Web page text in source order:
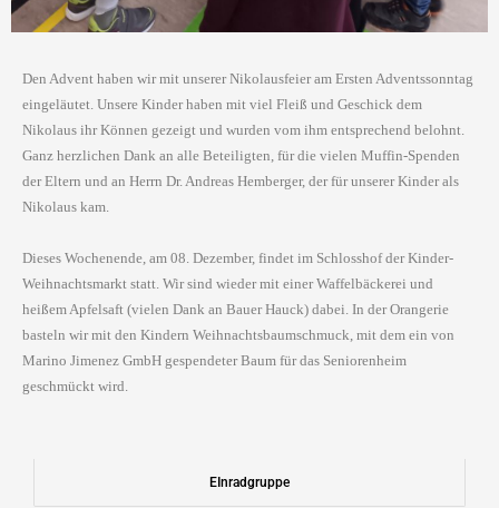
Den Advent haben wir mit unserer Nikolausfeier am Ersten Adventssonntag
eingeläutet. Unsere Kinder haben mit viel Fleiß und Geschick dem
Nikolaus ihr Können gezeigt und wurden vom ihm entsprechend belohnt.
Ganz herzlichen Dank an alle Beteiligten, für die vielen Muffin-Spenden
der Eltern und an Herrn Dr. Andreas Hemberger, der für unserer Kinder als
Nikolaus kam.
Dieses Wochenende, am 08. Dezember, findet im Schlosshof der Kinder-
Weihnachtsmarkt statt. Wir sind wieder mit einer Waffelbäckerei und
heißem Apfelsaft (vielen Dank an Bauer Hauck) dabei. In der Orangerie
basteln wir mit den Kindern Weihnachtsbaumschmuck, mit dem ein von
Marino Jimenez GmbH gespendeter Baum für das Seniorenheim
geschmückt wird.
EInradgruppe